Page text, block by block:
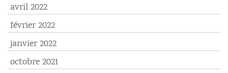
avril 2022
février 2022
janvier 2022
octobre 2021